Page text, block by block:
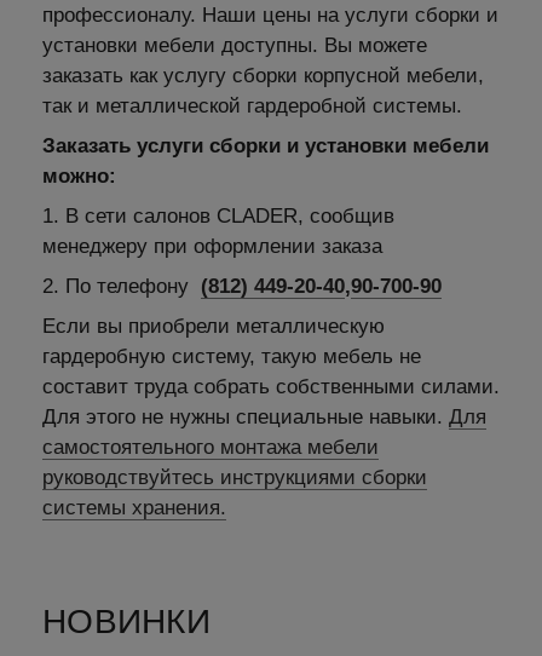
профессионалу. Наши цены на услуги сборки и
установки мебели доступны. Вы можете
заказать как услугу сборки корпусной мебели,
так и металлической гардеробной системы.
Заказать услуги сборки и установки мебели
можно:
1. В сети салонов CLADER, сообщив
менеджеру при оформлении заказа
2. По телефону (812) 449-20-40,90-700-90
Если вы приобрели металлическую
гардеробную систему, такую мебель не
составит труда собрать собственными силами.
Для этого не нужны специальные навыки. Для
самостоятельного монтажа мебели
руководствуйтесь инструкциями сборки
системы хранения.
НОВИНКИ